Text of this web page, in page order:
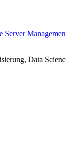
Server
Data